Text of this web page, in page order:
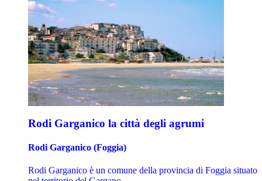
Rodi Garganico la città degli agrumi
Rodi Garganico (Foggia)
Rodi Garganico è un comune della provincia di Foggia situato